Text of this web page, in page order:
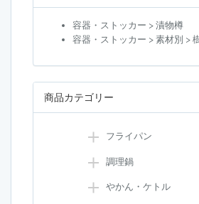
容器・ストッカー > 漬物樽
容器・ストッカー > 素材別 >
商品カテゴリー
フライパン
調理鍋
やかん・ケトル